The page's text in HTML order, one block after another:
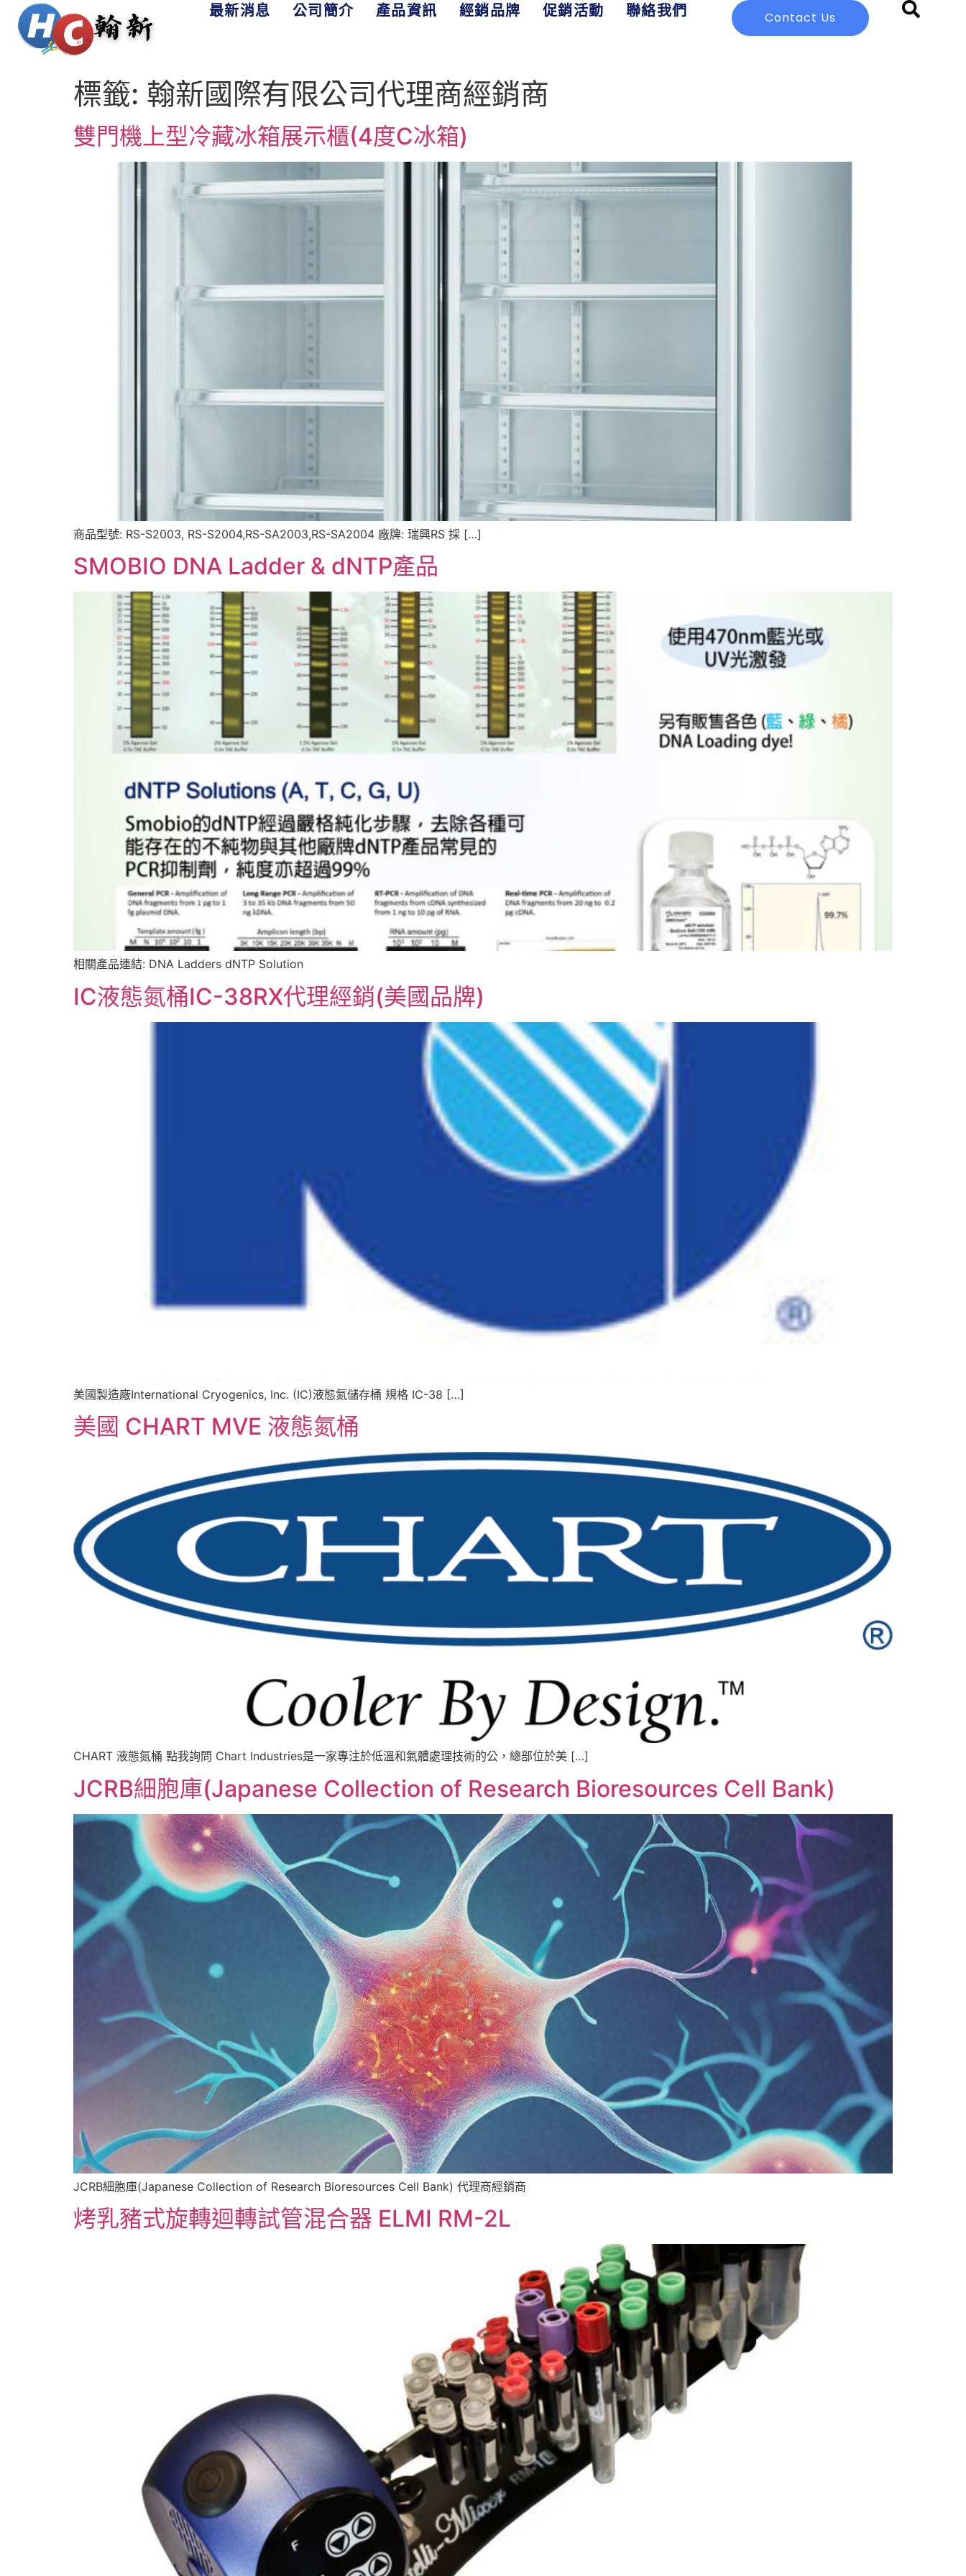
最新消息 公司簡介 產品資訊 經銷品牌 促銷活動 聯絡我們 Contact Us
標籤: 翰新國際有限公司代理商經銷商
雙門機上型冷藏冰箱展示櫃(4度C冰箱)
商品型號: RS-S2003, RS-S2004,RS-SA2003,RS-SA2004 廠牌: 瑞興RS 採 […]
SMOBIO DNA Ladder & dNTP產品
相關產品連結: DNA Ladders dNTP Solution
IC液態氮桶IC-38RX代理經銷(美國品牌)
美國製造廠International Cryogenics, Inc. (IC)液態氮儲存桶 規格 IC-38 […]
美國 CHART MVE 液態氮桶
CHART 液態氮桶 點我詢問 Chart Industries是一家專注於低溫和氣體處理技術的公，總部位於美 […]
JCRB細胞庫(Japanese Collection of Research Bioresources Cell Bank)
JCRB細胞庫(Japanese Collection of Research Bioresources Cell Bank) 代理商經銷商
烤乳豬式旋轉迴轉試管混合器 ELMI RM-2L